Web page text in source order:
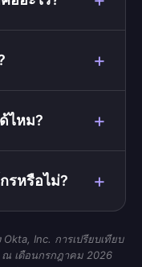
ไหม?
รหรือไม่?
Inc. การเปรียบเทียบ
ณ เดือนกรกฎาคม 2026